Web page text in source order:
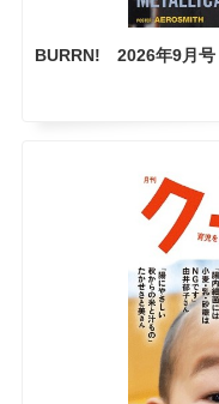
BURRN! 2026年9月号